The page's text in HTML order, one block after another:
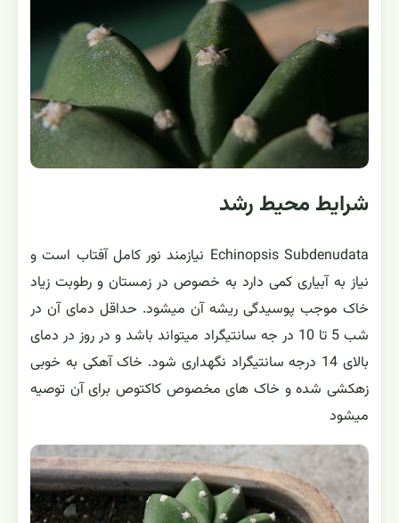
شرایط محیط رشد
Echinopsis Subdenudata نیازمند نور کامل آفتاب است و
نیاز به آبیاری کمی دارد به خصوص در زمستان و رطوبت زیاد
خاک موجب پوسیدگی ریشه آن میشود. حداقل دمای آن در
شب 5 تا 10 در جه سانتیگراد میتواند باشد و در روز در دمای
بالای 14 درجه سانتیگراد نگهداری شود. خاک آهکی به خوبی
زهکشی شده و خاک های مخصوص کاکتوص برای آن توصیه
میشود